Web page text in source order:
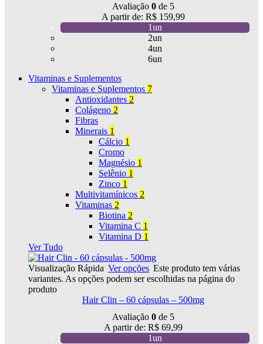
Avaliação 0 de 5
A partir de: R$ 159,99
1un
2un
4un
6un
Vitaminas e Suplementos
Vitaminas e Suplementos 7
Antioxidantes 2
Colágeno 2
Fibras
Minerais 1
Cálcio 1
Cromo
Magnésio 1
Selênio 1
Zinco 1
Multivitamínicos 2
Vitaminas 2
Biotina 2
Vitamina C 1
Vitamina D 1
Ver Tudo
Visualização Rápida Ver opções Este produto tem várias
variantes. As opções podem ser escolhidas na página do
produto
Hair Clin – 60 cápsulas – 500mg
Avaliação 0 de 5
A partir de: R$ 69,99
1un